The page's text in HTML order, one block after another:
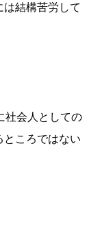
結構苦労して
社会人としての
ところではない